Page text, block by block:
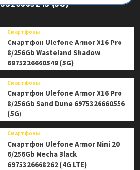
(5G)
Смартфоны
Смартфон Ulefone Armor X16 Pro
8/256Gb Wasteland Shadow
6975326660549 (5G)
Смартфоны
Смартфон Ulefone Armor X16 Pro
8/256Gb Sand Dune 6975326660556
(5G)
Смартфоны
Смартфон Ulefone Armor Mini 20
6/256Gb Mecha Black
6975326668262 (4G LTE)